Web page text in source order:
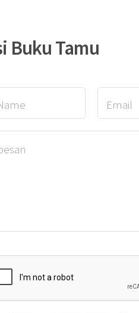
Buku Tamu